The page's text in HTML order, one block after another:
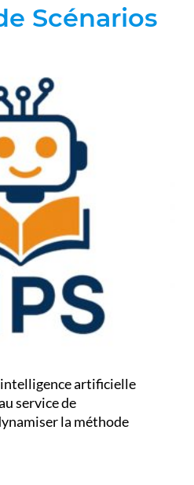
Scénarios
artificielle
service de
la méthode